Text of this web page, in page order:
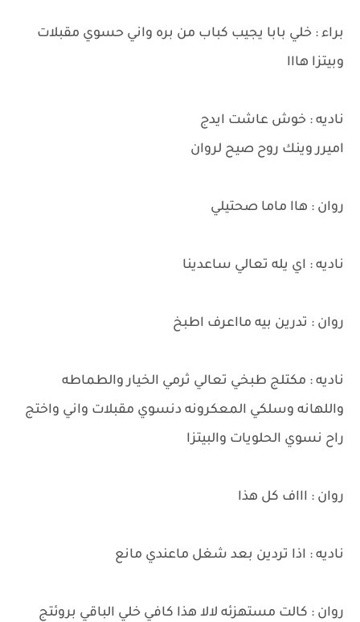
براء : خلي بابا يجيب كباب من بره واني حسوي مقبلات
وبيتزا هااا
ناديه : خوش عاشت ايدج
اميرر وينك روح صيح لروان
روان : هاا ماما صحتيلي
ناديه : اي يله تعالي ساعدينا
روان : تدرين بيه مااعرف اطبخ
ناديه : مكتلج طبخي تعالي ثرمي الخيار والطماطه
واللهانه وسلكي المعكرونه دنسوي مقبلات واني واختج
راح نسوي الحلويات والبيتزا
روان : اااف كل هذا
ناديه : اذا تردين بعد شغل ماعندي مانع
روان : كالت مستهزئه لالا هذا كافي خلي الباقي بروئتج